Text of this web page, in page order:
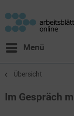
Menü
Übersicht
Im Gespräch